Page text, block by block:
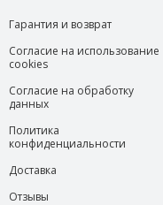
Гарантия и возврат
Согласие на использование
cookies
Согласие на обработку
данных
Политика
конфиденциальности
Доставка
Отзывы